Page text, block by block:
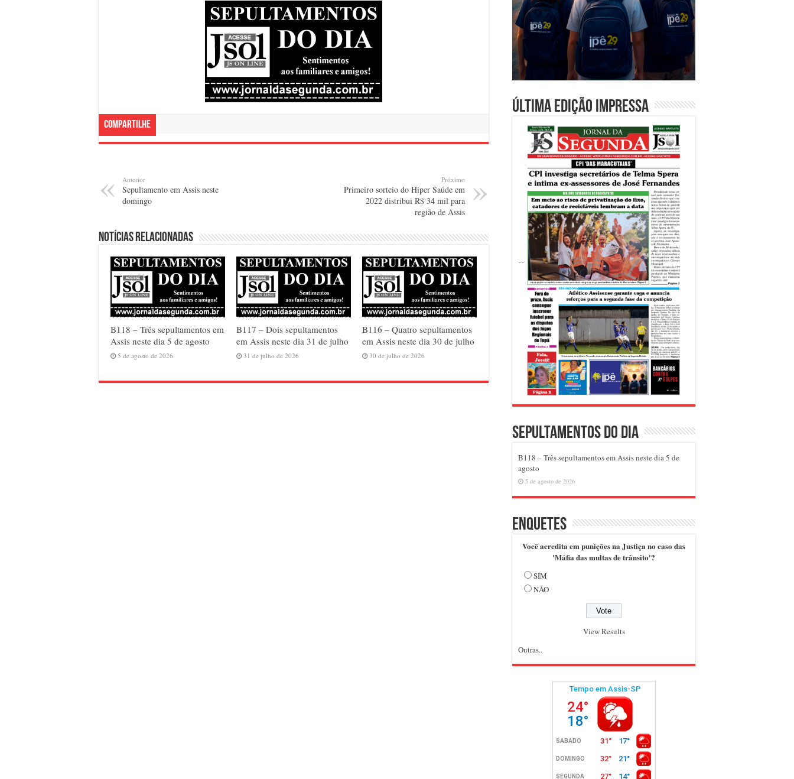
Compartilhe
Anterior
Sepultamento em Assis neste
domingo
Próximo
Primeiro sorteio do Hiper Saúde em
2022 distribui R$ 34 mil para
região de Assis
Notícias relacionadas
B118 – Três sepultamentos em
Assis neste dia 5 de agosto
5 de agosto de 2026
B117 – Dois sepultamentos
em Assis neste dia 31 de julho
31 de julho de 2026
B116 – Quatro sepultamentos
em Assis neste dia 30 de julho
30 de julho de 2026
Última edição impressa
Sepultamentos do dia
B118 – Três sepultamentos em Assis neste dia 5 de
agosto
5 de agosto de 2026
Enquetes
Você acredita em punições na Justiça no caso das
'Máfia das multas de trânsito'?
SIM
NÃO
View Results
Outras..